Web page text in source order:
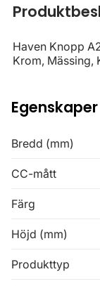
Haven Knopp
Krom, Mässing,
Egenskaper
Bredd (mm)
CC-mått
Färg
Höjd (mm)
Produkttyp